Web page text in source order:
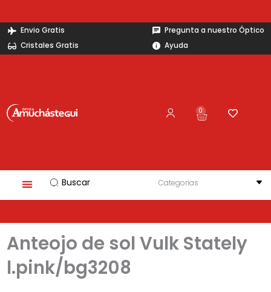
al
contenido
Envio Gratis
Cristales Gratis
Pregunta a nuestro Óptico
Ayuda
0
Carrito
Search
Anteojo de sol Vulk Stately
l.pink/bg3208